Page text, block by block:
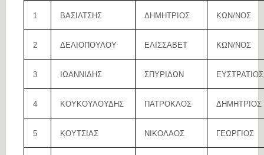
1 ΒΑΣΙΛΤΣΗΣ ΔΗΜΗΤΡΙΟΣ ΚΩΝ/ΝΟΣ
2 ΔΕΛΙΟΠΟΥΛΟΥ ΕΛΙΣΣΑΒΕΤ ΚΩΝ/ΝΟΣ
3 ΙΩΑΝΝΙΔΗΣ ΣΠΥΡΙΔΩΝ ΕΥΣΤΡΑΤΙΟΣ
4 ΚΟΥΚΟΥΛΟΥΔΗΣ ΠΑΤΡΟΚΛΟΣ ΔΗΜΗΤΡΙΟΣ
5 ΚΟΥΤΣΙΑΣ ΝΙΚΟΛΑΟΣ ΓΕΩΡΓΙΟΣ